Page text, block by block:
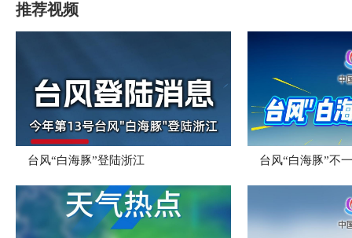
推荐视频
台风“白海豚”登陆浙江 台风“白海豚”不